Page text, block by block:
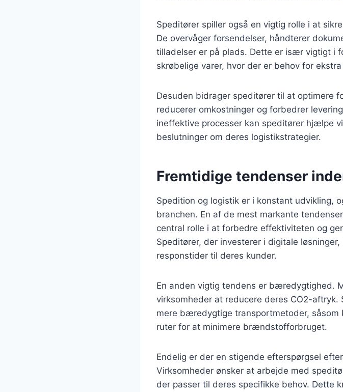
Speditører spiller også en vigtig rolle i at
De overvåger forsendelser, håndterer
tilladelser er på plads. Dette er især vigtigt i
skrøbelige varer, hvor der er behov for
Desuden bidrager speditører til at optimere
reducerer omkostninger og forbedrer
ineffektive processer kan speditører hjælpe
beslutninger om deres logistikstrategier.
Fremtidige tendenser
Spedition og logistik er i konstant udvikling,
branchen. En af de mest markante
central rolle i at forbedre effektiviteten og
Speditører, der investerer i digitale
responstider til deres kunder.
En anden vigtig tendens er bæredygtighed.
virksomheder at reducere deres CO2-
mere bæredygtige transportmetoder,
ruter for at minimere brændstofforbruget.
Endelig er der en stigende efterspørgsel
Virksomheder ønsker at arbejde med
der passer til deres specifikke behov. Dette